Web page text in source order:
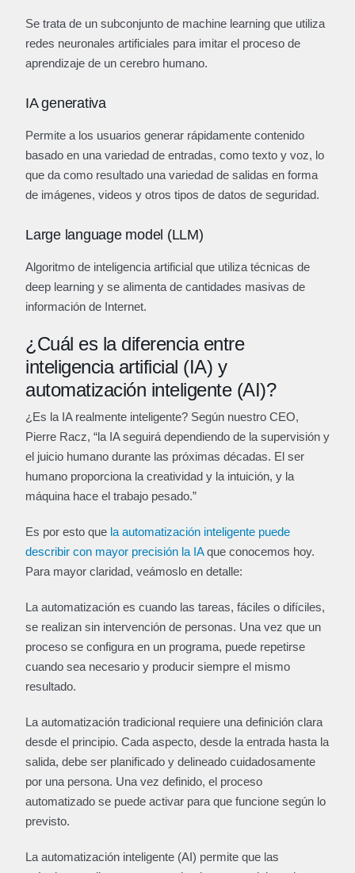
Se trata de un subconjunto de machine learning que utiliza
redes neuronales artificiales para imitar el proceso de
aprendizaje de un cerebro humano.
IA generativa
Permite a los usuarios generar rápidamente contenido
basado en una variedad de entradas, como texto y voz, lo
que da como resultado una variedad de salidas en forma
de imágenes, videos y otros tipos de datos de seguridad.
Large language model (LLM)
Algoritmo de inteligencia artificial que utiliza técnicas de
deep learning y se alimenta de cantidades masivas de
información de Internet.
¿Cuál es la diferencia entre
inteligencia artificial (IA) y
automatización inteligente (AI)?
¿Es la IA realmente inteligente? Según nuestro CEO,
Pierre Racz, “la IA seguirá dependiendo de la supervisión y
el juicio humano durante las próximas décadas. El ser
humano proporciona la creatividad y la intuición, y la
máquina hace el trabajo pesado.”
Es por esto que la automatización inteligente puede
describir con mayor precisión la IAque conocemos hoy.
Para mayor claridad, veámoslo en detalle:
La automatización es cuando las tareas, fáciles o difíciles,
se realizan sin intervención de personas. Una vez que un
proceso se configura en un programa, puede repetirse
cuando sea necesario y producir siempre el mismo
resultado.
La automatización tradicional requiere una definición clara
desde el principio. Cada aspecto, desde la entrada hasta la
salida, debe ser planificado y delineado cuidadosamente
por una persona. Una vez definido, el proceso
automatizado se puede activar para que funcione según lo
previsto.
La automatización inteligente (AI) permite que las